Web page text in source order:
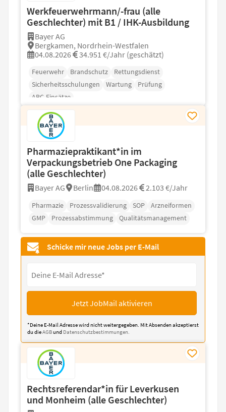
Werkfeuerwehrmann/-frau (alle
Geschlechter) mit B1 / IHK-Ausbildung
Bayer AG
Bergkamen, Nordrhein-Westfalen
04.08.2026
34.951 €/Jahr (geschätzt)
Feuerwehr Brandschutz
Rettungsdienst
Sicherheitsschulungen
Wartung
Prüfung
ABC-Einsätze
Pharmaziepraktikant*in im
Verpackungsbetrieb One Packaging
(alle Geschlechter)
Bayer AG Berlin 04.08.2026 2.103 €/Jahr
Pharmazie Prozessvalidierung SOP
Arzneiformen
GMP
Prozessabstimmung Qualitätsmanagement
Schicke mir neue Jobs per E-Mail
Jetzt JobMail aktivieren
*Deine E-Mail Adresse wird nicht weitergegeben. Mit Absenden akzeptierst
du dieAGBund Datenschutzbestimmungen.
Rechtsreferendar*in für Leverkusen
und Monheim (alle Geschlechter)